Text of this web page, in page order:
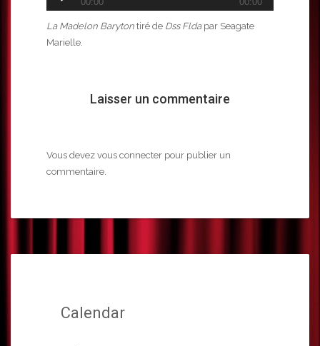
La Madelon Baryton tiré de Dss Fldapar Seagate
Marielle.
Laisser un commentaire
Vous devez vous connecter pour publier un
commentaire.
Calendar